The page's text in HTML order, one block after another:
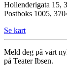
Hollenderigata 15,
Postboks 1005,
Se kart
Meld deg på vårt
på Teater Ibsen.